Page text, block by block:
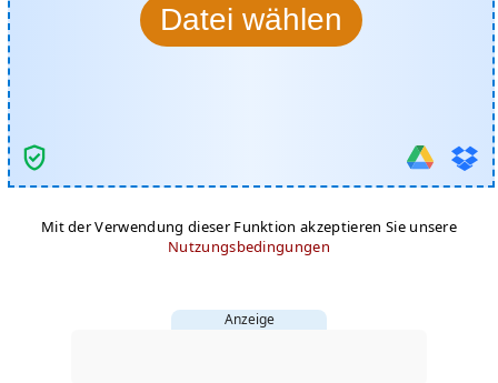
Datei wählen
Mit der Verwendung dieser Funktion akzeptieren Sie unsere
Nutzungsbedingungen
Anzeige